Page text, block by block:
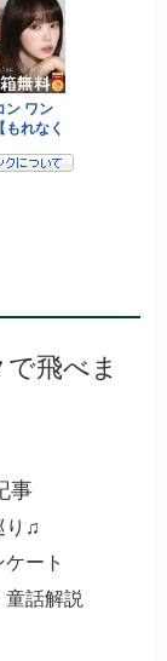
飛べま
事
り♫
ート
話解説